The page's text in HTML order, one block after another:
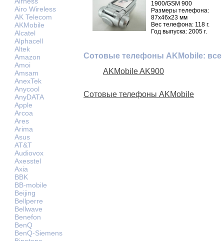
Airo Wireless
AK Telecom
AKMobile
Alcatel
Alphacell
Altek
Amazon
Amoi
Amsam
AnexTek
Anycool
AnyDATA
Apple
Arcoa
Ares
Arima
Asus
AT&T
Audiovox
Axesstel
Axia
BBK
BB-mobile
Beijing
Bellperre
Bellwave
Benefon
BenQ
BenQ-Siemens
1900/GSM 900
Размеры телефона:
87x46x23 мм
Вес телефона: 118 г.
Год выпуска: 2005 г.
Сотовые телефоны AKMobile: все
AKMobile AK900
Сотовые телефоны AKMobile